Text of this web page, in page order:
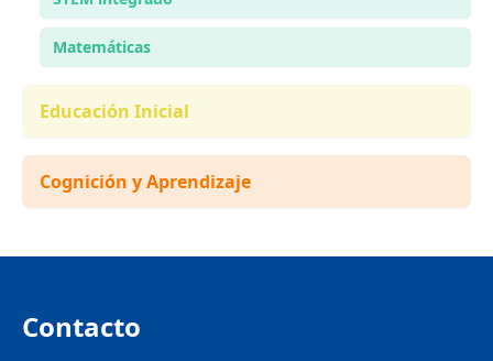
Matemáticas
Educación Inicial
Cognición y Aprendizaje
Contacto